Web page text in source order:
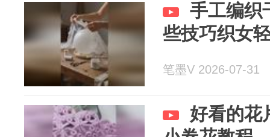
手工编织
些技巧织女
笔墨V 2026-07-31
好看的花